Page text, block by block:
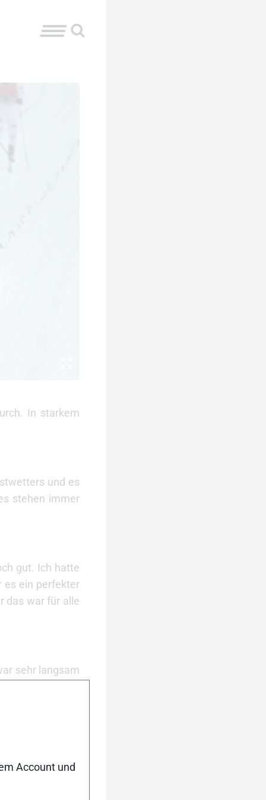
In starkem
und es
stehen immer
gut. Ich hatte
es ein perfekter
das war für alle
sehr langsam
passiert.
habe gemerkt,
Account und